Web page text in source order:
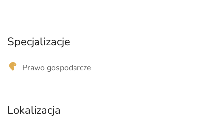
Specjalizacje
Prawo gospodarcze
Lokalizacja